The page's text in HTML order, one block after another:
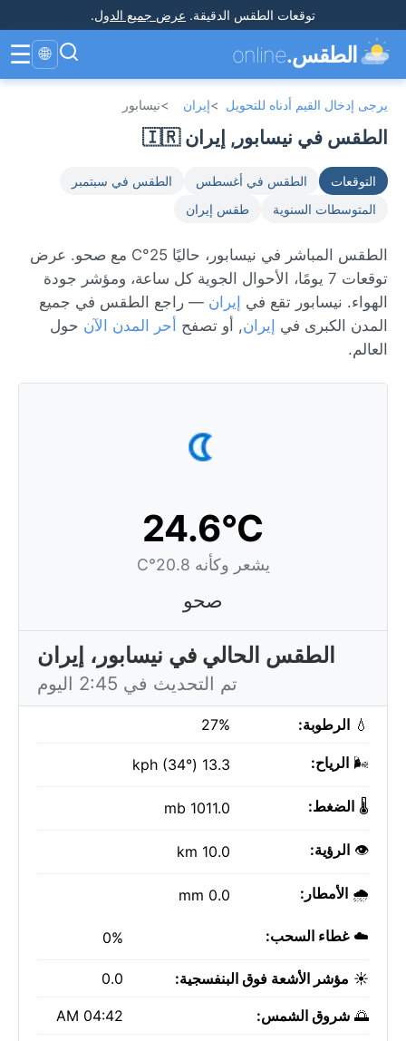
توقعات الطقس الدقيقة. عرض جميع الدول.
الطقس.online
🌐
☰
يرجى إدخال القيم أدناه للتحويل >إيران >نيسابور
الطقس في نيسابور, إيران 🇮🇷
التوقعات الطقس في أغسطس
الطقس في سبتمبر
المتوسطات السنوية
طقس إيران
الطقس المباشر في نيسابور، حاليًا 25°C مع صحو. عرض
توقعات 7 يومًا، الأحوال الجوية كل ساعة، ومؤشر جودة
الهواء. نيسابور تقع في إيران — راجع الطقس في جميع
المدن الكبرى في إيران, أو تصفح أحر المدن الآن حول
العالم.
24.6°C
يشعر وكأنه 20.8°C
صحو
الطقس الحالي في نيسابور، إيران
تم التحديث في 2:45 اليوم
💧 الرطوبة: 27%
🌬️ الرياح: 13.3 kph (34°)
🌡️ الضغط: 1011.0 mb
👁️ الرؤية: 10.0 km
🌧️ الأمطار: 0.0 mm
☁️غطاء السحب: 0%
☀️ مؤشر الأشعة فوق البنفسجية: 0.0
🌅 شروق الشمس: 04:42 AM